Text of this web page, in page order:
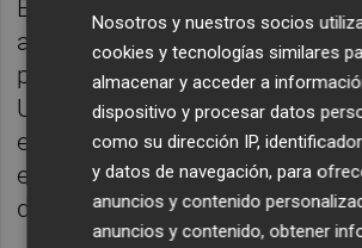
Europa. El conjunto alemán
actualmente la 20ª posición,
puestos de repechaje, con
Una posición relativamente
engañosa: una derrota podría
esa zona, por lo que está en
de toda una media temporada.
Nosotros y nuestros socios
cookies y tecnologías similares
almacenar y acceder a
dispositivo y procesar datos
como su dirección IP,
y datos de navegación, para
anuncios y contenido
anuncios y contenido, obtener